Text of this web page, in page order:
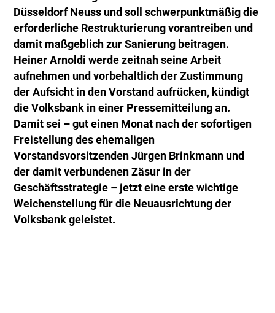
Düsseldorf Neuss und soll schwerpunktmäßig die
erforderliche Restrukturierung vorantreiben und
damit maßgeblich zur Sanierung beitragen.
Heiner Arnoldi werde zeitnah seine Arbeit
aufnehmen und vorbehaltlich der Zustimmung
der Aufsicht in den Vorstand aufrücken, kündigt
die Volksbank in einer Pressemitteilung an.
Damit sei – gut einen Monat nach der sofortigen
Freistellung des ehemaligen
Vorstandsvorsitzenden Jürgen Brinkmann und
der damit verbundenen Zäsur in der
Geschäftsstrategie – jetzt eine erste wichtige
Weichenstellung für die Neuausrichtung der
Volksbank geleistet.